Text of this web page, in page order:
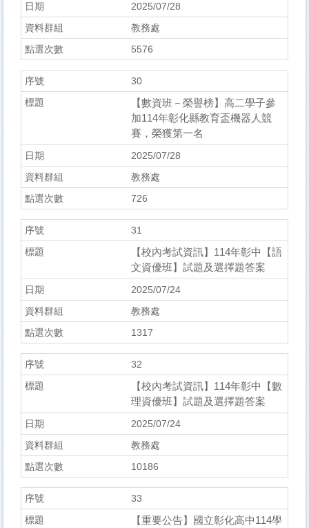
2025/07/28
教務處
5576
30
【數資班－榮譽榜】高二學子參
加114年彰化縣教育盃機器人競
賽，榮獲第一名
2025/07/28
教務處
726
31
【校內考試資訊】114年彰中【語
文資優班】試題及選擇題答案
2025/07/24
教務處
1317
32
【校內考試資訊】114年彰中【數
理資優班】試題及選擇題答案
2025/07/24
教務處
10186
33
【重要公告】國立彰化高中114學